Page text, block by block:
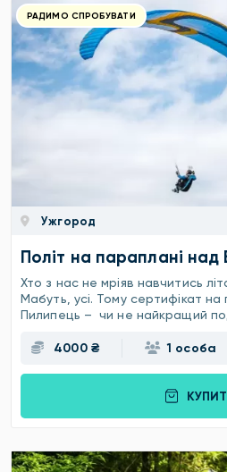
РАДИМО СПРОБУВАТИ
Ужгород
Політ на параплані
Хто з нас не мріяв навчитись
Мабуть, усі. Тому сертифікат на
Пилипець – чи не найкращий
4000 ₴ 1 особа